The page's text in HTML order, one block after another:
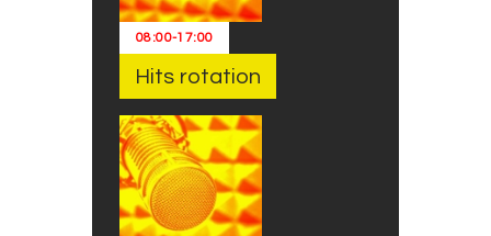
08:00-17:00
Hits rotation